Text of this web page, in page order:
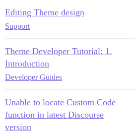
Editing Theme design
Support
Theme Developer Tutorial: 1.
Introduction
Developer Guides
Unable to locate Custom Code
function in latest Discourse
version